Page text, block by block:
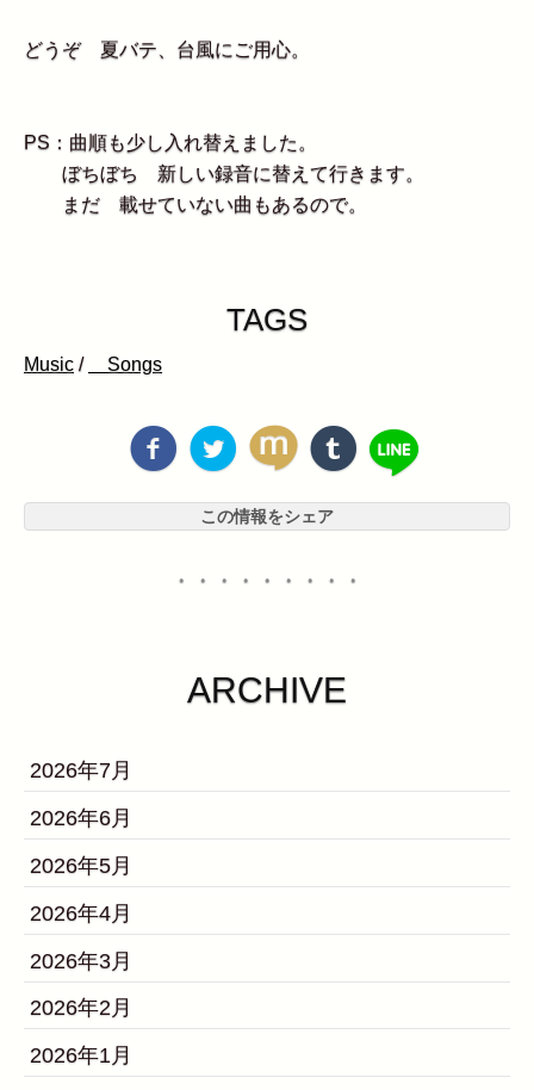
どうぞ 夏バテ、台風にご用心。
PS：曲順も少し入れ替えました。
ぼちぼち 新しい録音に替えて行きます。
まだ 載せていない曲もあるので。
TAGS
Music / Songs
この情報をシェア
・・・・・・・・・
ARCHIVE
2026年7月
2026年6月
2026年5月
2026年4月
2026年3月
2026年2月
2026年1月